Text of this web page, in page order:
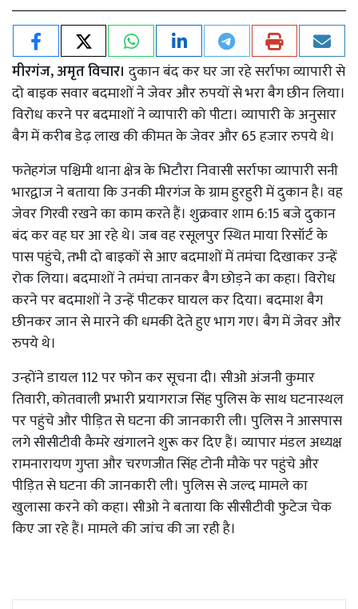
मीरगंज, अमृत विचार। दुकान बंद कर घर जा रहे सर्राफा व्यापारी से
दो बाइक सवार बदमाशों ने जेवर और रुपयों से भरा बैग छीन लिया।
विरोध करने पर बदमाशों ने व्यापारी को पीटा। व्यापारी के अनुसार
बैग में करीब डेढ़ लाख की कीमत के जेवर और 65 हजार रुपये थे।
फतेहगंज पश्चिमी थाना क्षेत्र के भिटौरा निवासी सर्राफा व्यापारी सनी
भारद्वाज ने बताया कि उनकी मीरगंज के ग्राम हुरहुरी में दुकान है। वह
जेवर गिरवी रखने का काम करते हैं। शुक्रवार शाम 6:15 बजे दुकान
बंद कर वह घर आ रहे थे। जब वह रसूलपुर स्थित माया रिसॉर्ट के
पास पहुंचे, तभी दो बाइकों से आए बदमाशों में तमंचा दिखाकर उन्हें
रोक लिया। बदमाशों ने तमंचा तानकर बैग छोड़ने का कहा। विरोध
करने पर बदमाशों ने उन्हें पीटकर घायल कर दिया। बदमाश बैग
छीनकर जान से मारने की धमकी देते हुए भाग गए। बैग में जेवर और
रुपये थे।
उन्होंने डायल 112 पर फोन कर सूचना दी। सीओ अंजनी कुमार
तिवारी, कोतवाली प्रभारी प्रयागराज सिंह पुलिस के साथ घटनास्थल
पर पहुंचे और पीड़ित से घटना की जानकारी ली। पुलिस ने आसपास
लगे सीसीटीवी कैमरे खंगालने शुरू कर दिए हैं। व्यापार मंडल अध्यक्ष
रामनारायण गुप्ता और चरणजीत सिंह टोनी मौके पर पहुंचे और
पीड़ित से घटना की जानकारी ली। पुलिस से जल्द मामले का
खुलासा करने को कहा। सीओ ने बताया कि सीसीटीवी फुटेज चेक
किए जा रहे हैं। मामले की जांच की जा रही है।